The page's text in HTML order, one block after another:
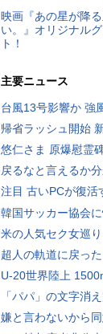
映画『あの星が降
い。』オリジナル
ト！
主要ニュース
台風13号影響か 強
帰省ラッシュ開始
悠仁さま 原爆慰霊
戻るなと言えるか
注目 古いPCが復活
韓国サッカー協会
米の人気セク女巡
超人の軌道に戻っ
U-20世界陸上
「パパ」の文字消
嫌と言わないから